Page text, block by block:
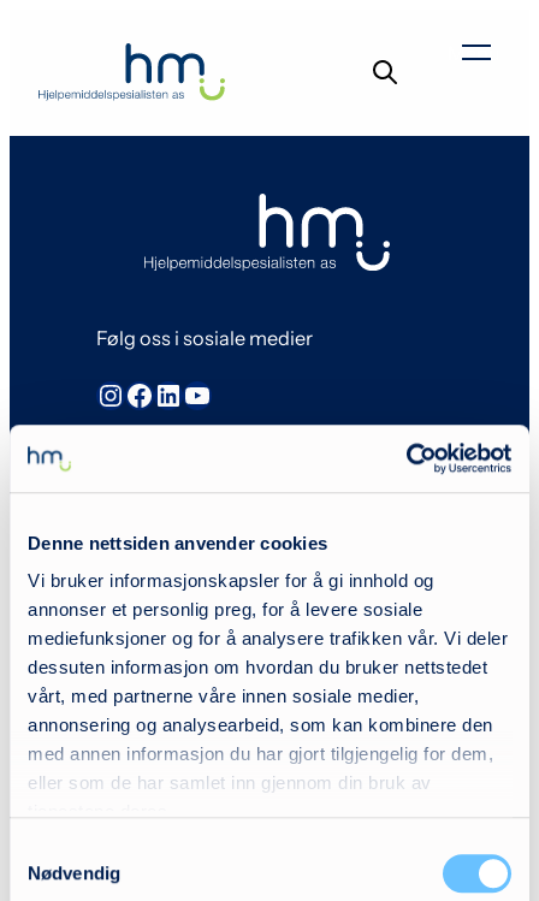
Denne nettsiden anvender cookies
Vi bruker informasjonskapsler for å gi innhold og
annonser et personlig preg, for å levere sosiale
mediefunksjoner og for å analysere trafikken vår. Vi deler
dessuten informasjon om hvordan du bruker nettstedet
vårt, med partnerne våre innen sosiale medier,
annonsering og analysearbeid, som kan kombinere den
med annen informasjon du har gjort tilgjengelig for dem,
eller som de har samlet inn gjennom din bruk av
Nødvendig
Menu
Følg oss i sosiale medier
InstagramFacebook LinkedIn YouTube
+47 66 81 60 70